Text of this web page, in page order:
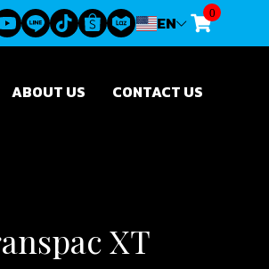
EN 0
ABOUT US CONTACT US
XT